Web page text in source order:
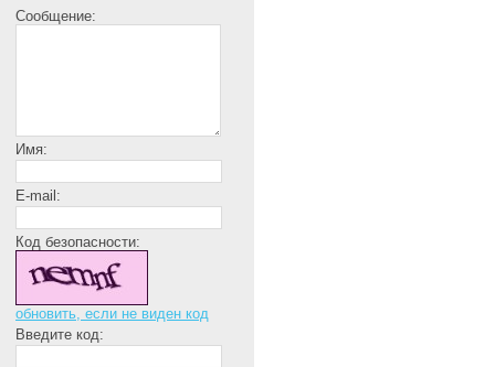
Сообщение:
Имя:
E-mail:
Код безопасности:
обновить, если не виден код
Введите код: